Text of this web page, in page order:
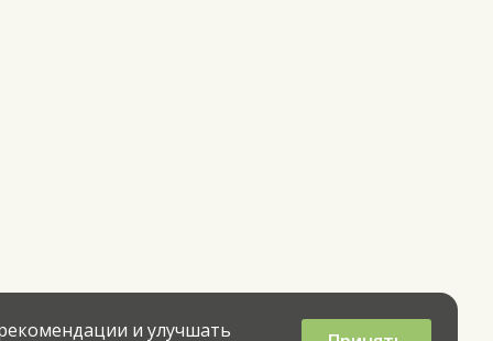
и улучшать